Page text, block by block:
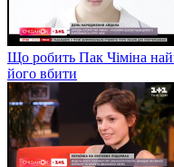
Що робить Пак Чіміна
його вбити